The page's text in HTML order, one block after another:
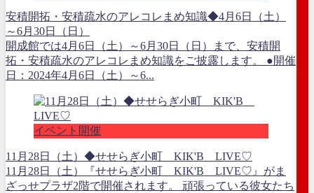
安積開拓・安積疏水のアレコレまめ知識◆4月6日（土）
～6月30日（日）
開成館では4月6日（土）～6月30日（日）まで、安積開
拓・安積疏水のアレコレまめ知識をご披露します。 ●開催
日：2024年4月6日（土）～6...
イベント開催
11月28日（土）◆せせらぎ小町 KIK'B LIVE♡
11月28日（土）『せせらぎ小町 KIK'B LIVE♡』がま
ざっせプラザ2階で開催されます。 頑張っている彼女たち